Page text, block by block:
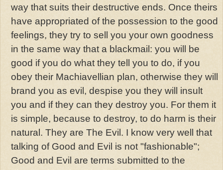
way that suits their destructive ends. Once theirs
have appropriated of the possession to the good
feelings, they try to sell you your own goodness
in the same way that a blackmail: you will be
good if you do what they tell you to do, if you
obey their Machiavellian plan, otherwise they will
brand you as evil, despise you they will insult
you and if they can they destroy you. For them it
is simple, because to destroy, to do harm is their
natural. They are The Evil. I know very well that
talking of Good and Evil is not "fashionable";
Good and Evil are terms submitted to the